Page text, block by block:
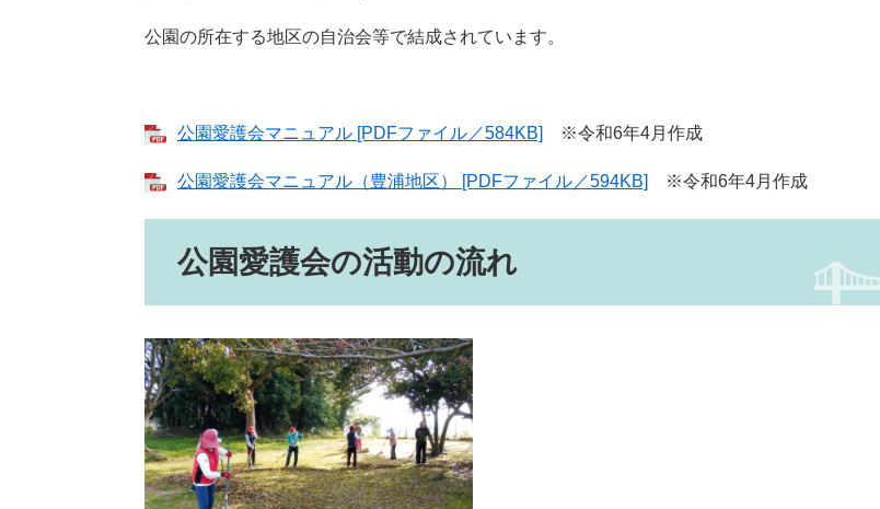
公園の所在する地区の自治会等で結成されています。
公園愛護会マニュアル [PDFファイル／584KB] ※令和6年4月作成
公園愛護会マニュアル（豊浦地区） [PDFファイル／594KB] ※令和6年4月作成
公園愛護会の活動の流れ